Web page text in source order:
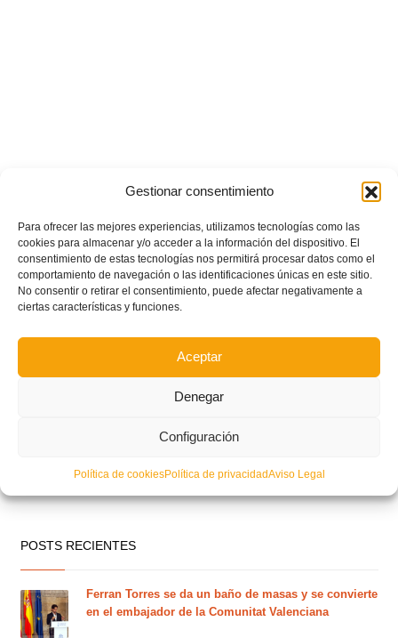
Gestionar consentimiento
Para ofrecer las mejores experiencias, utilizamos tecnologías como las
cookies para almacenar y/o acceder a la información del dispositivo. El
consentimiento de estas tecnologías nos permitirá procesar datos como el
comportamiento de navegación o las identificaciones únicas en este sitio.
No consentir o retirar el consentimiento, puede afectar negativamente a
ciertas características y funciones.
Aceptar
Denegar
Configuración
Política de cookiesPolítica de privacidadAviso Legal
POSTS RECIENTES
Ferran Torres se da un baño de masas y se convierte
en el embajador de la Comunitat Valenciana